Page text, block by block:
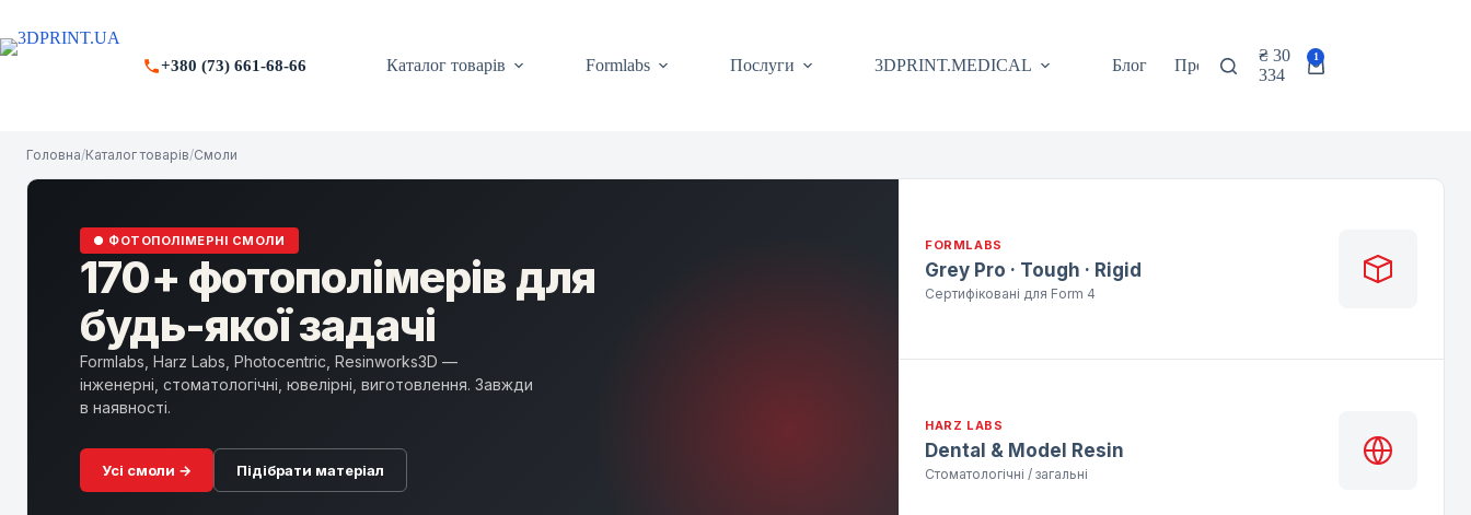
вмісту
+380 (73) 661-68-66 Каталог товарів Formlabs Послуги 3DPRINT.MEDICAL Блог Про нас Контакти
Кошик
₴30
334
1
Головна/Каталог товарів/Смоли
● ФОТОПОЛІМЕРНІ СМОЛИ
170+ фотополімерів для
будь-якої задачі
Formlabs, Harz Labs, Photocentric, Resinworks3D —
інженерні, стоматологічні, ювелірні, виготовлення. Завжди
в наявності.
Усі смоли → Підібрати матеріал
FORMLABS
Grey Pro · Tough · Rigid
Сертифіковані для Form 4
HARZ LABS
Dental & Model Resin
Стоматологічні / загальні